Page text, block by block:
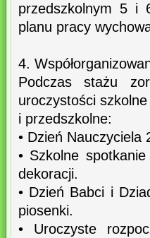
przedszkolnym 5 i
planu pracy
4.
Podczas stażu
uroczystości szkolne
i przedszkolne:
• Dzień
• Szkolne
dekoracji.
• Dzień Babci i
piosenki.
• Uroczyste